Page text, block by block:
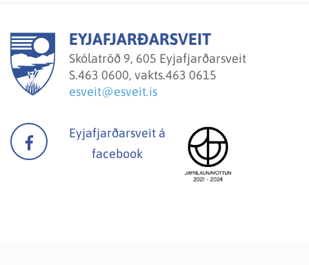
EYJAFJARÐARSVEIT
Skólatröð 9, 605 Eyjafjarðarsveit
S.463 0600, vakts.463 0615
esveit@esveit.is
Eyjafjarðarsveit á
facebook